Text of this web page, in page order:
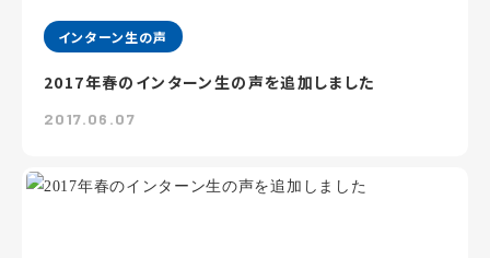
インターン生の声
2017年春のインターン生の声を追加しました
2017.06.07